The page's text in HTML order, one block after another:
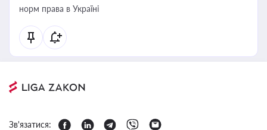
норм права в Україні
Зв'язатися: